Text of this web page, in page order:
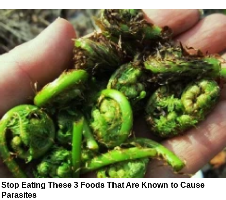
Stop Eating These 3 Foods That Are Known to Cause
Parasites